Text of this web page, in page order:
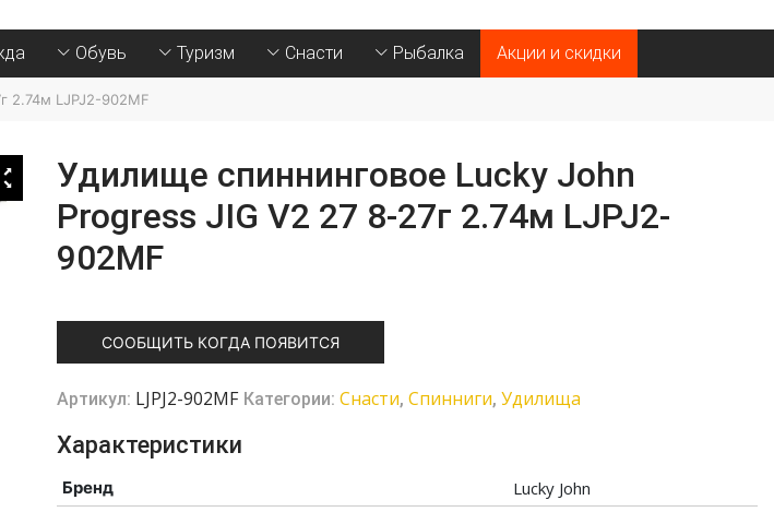
Обувь Туризм Cнасти Рыбалка Акции и скидки
2.74м LJPJ2-902MF
Удилище спиннинговое Lucky John
Progress JIG V2 27 8-27г 2.74м LJPJ2-
902MF
СООБЩИТЬ КОГДА ПОЯВИТСЯ
Артикул: LJPJ2-902MF Категории: Cнасти, Спинниги, Удилища
Характеристики
Бренд Lucky John